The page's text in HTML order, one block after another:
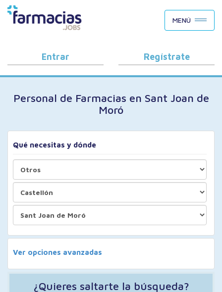
BUSCAR CANDIDATOS
OFERTAS DE EMPLEO
COMO FUNCIONA
PORQUÉ FARMACIAS.JOBS
BLOG
MENÚ
Entrar Regístrate
Personal de Farmacias en Sant Joan de
Moró
Qué necesitas y dónde
Ver opciones avanzadas
¿Quieres saltarte la búsqueda?